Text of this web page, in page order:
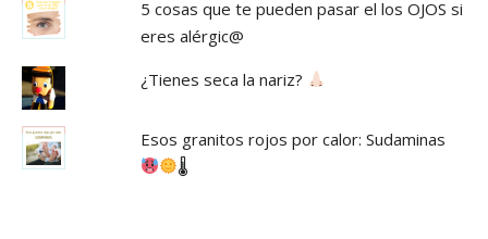
5 cosas que te pueden pasar el los OJOS si
eres alérgic@
¿Tienes seca la nariz?
Esos granitos rojos por calor: Sudaminas
🌡